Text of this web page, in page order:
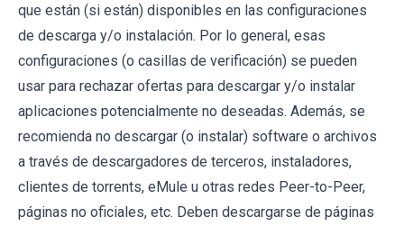
que están (si están) disponibles en las configuraciones
de descarga y/o instalación. Por lo general, esas
configuraciones (o casillas de verificación) se pueden
usar para rechazar ofertas para descargar y/o instalar
aplicaciones potencialmente no deseadas. Además, se
recomienda no descargar (o instalar) software o archivos
a través de descargadores de terceros, instaladores,
clientes de torrents, eMule u otras redes Peer-to-Peer,
páginas no oficiales, etc. Deben descargarse de páginas